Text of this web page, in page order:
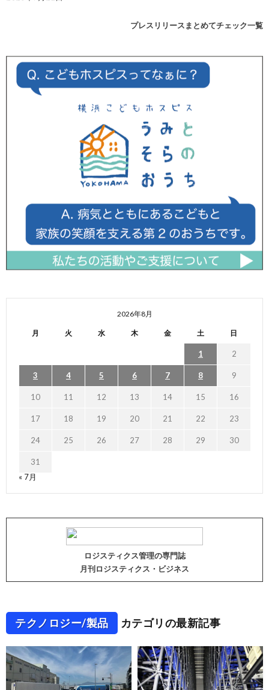
プレスリリースまとめてチェック一覧
2026年8月
月 火 水 木 金 土 日
1 2
3 4 5 6 7 8 9
10 11 12 13 14 15 16
17 18 19 20 21 22 23
24 25 26 27 28 29 30
31
« 7月
ロジスティクス管理の専門誌
月刊ロジスティクス・ビジネス
テクノロジー/製品 カテゴリの最新記事